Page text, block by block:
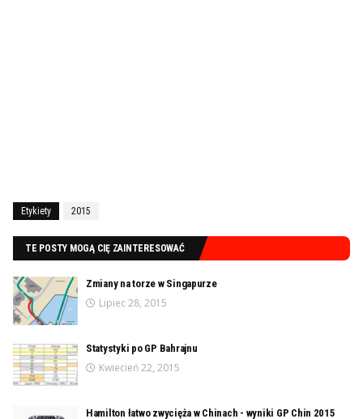
Etykiety 2015
TE POSTY MOGĄ CIĘ ZAINTERESOWAĆ
Zmiany na torze w Singapurze
Lipiec 28, 2015
Statystyki po GP Bahrajnu
Kwiecień 22, 2015
Hamilton łatwo zwycięża w Chinach - wyniki GP Chin 2015